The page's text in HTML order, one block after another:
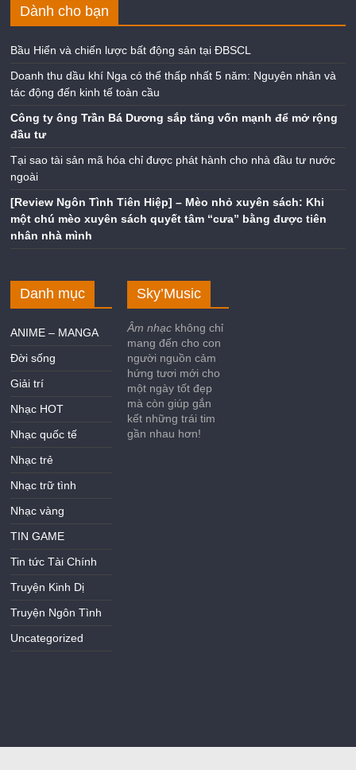
Dành cho bạn
Bầu Hiển và chiến lược bất động sản tại ĐBSCL
Doanh thu dầu khí Nga có thể thấp nhất 5 năm: Nguyên nhân và
tác động đến kinh tế toàn cầu
Công ty ông Trần Bá Dương sắp tăng vốn mạnh để mở rộng
đầu tư
Tại sao tài sản mã hóa chỉ được phát hành cho nhà đầu tư nước
ngoài
[Review Ngôn Tình Tiên Hiệp] – Mèo nhỏ xuyên sách: Khi
một chú mèo xuyên sách quyết tâm “cưa” bằng được tiên
nhân nhà mình
Danh mục
ANIME – MANGA
Đời sống
Giải trí
Nhạc HOT
Nhạc quốc tế
Nhạc trẻ
Nhạc trữ tình
Nhạc vàng
TIN GAME
Tin tức Tài Chính
Truyện Kinh Dị
Truyện Ngôn Tình
Uncategorized
Sky’Music
Âm nhạc không chỉ
mang đến cho con
người nguồn cảm
hứng tươi mới cho
một ngày tốt đẹp
mà còn giúp gắn
kết những trái tim
gần nhau hơn!